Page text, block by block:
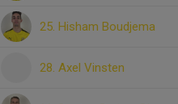
25. Hisham Boudjema
28. Axel Vinsten